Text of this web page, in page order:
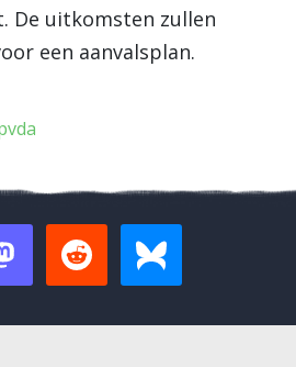
De uitkomsten zullen
een aanvalsplan.